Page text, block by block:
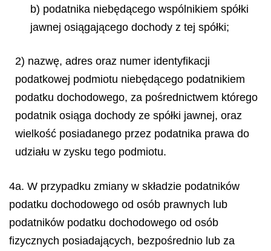
b) podatnika niebędącego wspólnikiem spółki
jawnej osiągającego dochody z tej spółki;
2) nazwę, adres oraz numer identyfikacji
podatkowej podmiotu niebędącego podatnikiem
podatku dochodowego, za pośrednictwem którego
podatnik osiąga dochody ze spółki jawnej, oraz
wielkość posiadanego przez podatnika prawa do
udziału w zysku tego podmiotu.
4a. W przypadku zmiany w składzie podatników
podatku dochodowego od osób prawnych lub
podatników podatku dochodowego od osób
fizycznych posiadających, bezpośrednio lub za